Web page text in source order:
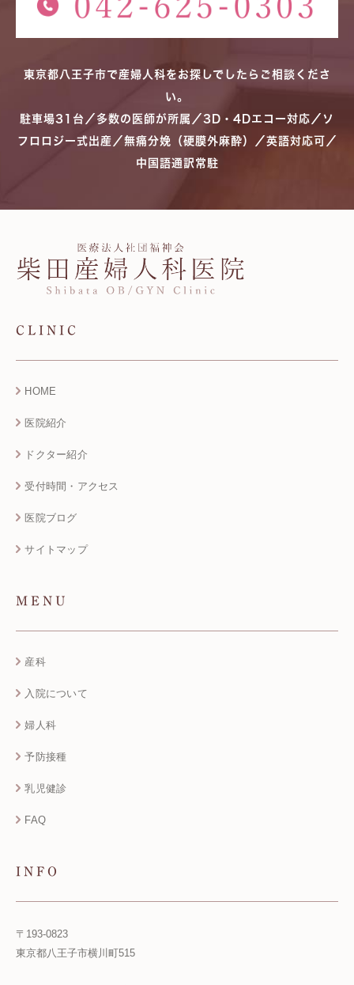
東京都八王子市で産婦人科をお探しでしたらご相談くださ
い。
駐車場31台／多数の医師が所属／3D・4Dエコー対応／ソ
フロロジー式出産／無痛分娩（硬膜外麻酔）／英語対応可／
中国語通訳常駐
CLINIC
HOME
医院紹介
ドクター紹介
受付時間・アクセス
医院ブログ
サイトマップ
MENU
産科
入院について
婦人科
予防接種
乳児健診
FAQ
INFO
〒193-0823
東京都八王子市横川町515